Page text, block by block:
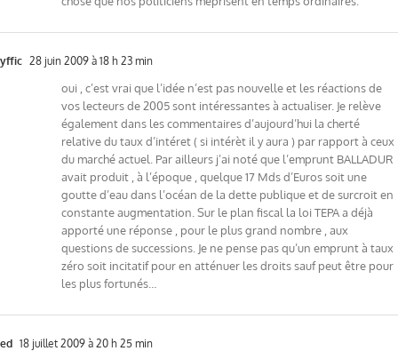
yffic 28 juin 2009 à 18 h 23 min
oui , c’est vrai que l’idée n’est pas nouvelle et les réactions de
vos lecteurs de 2005 sont intéressantes à actualiser. Je relève
également dans les commentaires d’aujourd’hui la cherté
relative du taux d’intéret ( si intérèt il y aura ) par rapport à ceux
du marché actuel. Par ailleurs j’ai noté que l’emprunt BALLADUR
avait produit , à l’époque , quelque 17 Mds d’Euros soit une
goutte d’eau dans l’océan de la dette publique et de surcroit en
constante augmentation. Sur le plan fiscal la loi TEPA a déjà
apporté une réponse , pour le plus grand nombre , aux
questions de successions. Je ne pense pas qu’un emprunt à taux
zéro soit incitatif pour en atténuer les droits sauf peut être pour
les plus fortunés…
ed 18 juillet 2009 à 20 h 25 min